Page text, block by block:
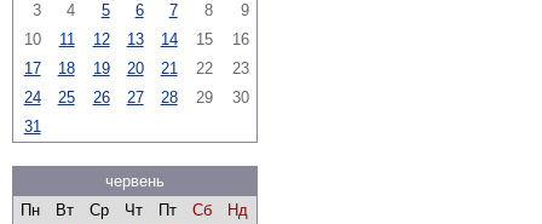
3
4 5 6 7 8
9
10
11 12 13 14 15
16
17
18 19 20 21 22
23
24
25 26 27 28 29
30
31
червень
Пн
Вт Ср Чт Пт Сб
Нд